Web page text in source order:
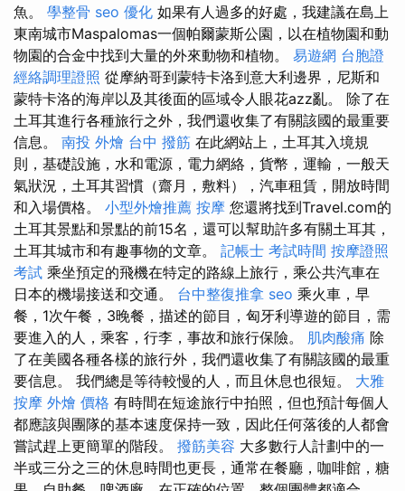
魚。 學整骨 seo 優化 如果有人過多的好處，我建議在島上
東南城市Maspalomas一個帕爾蒙斯公園，以在植物園和動
物園的合金中找到大量的外來動物和植物。 易遊網 台胞證
經絡調理證照 從摩納哥到蒙特卡洛到意大利邊界，尼斯和
蒙特卡洛的海岸以及其後面的區域令人眼花azz亂。 除了在
土耳其進行各種旅行之外，我們還收集了有關該國的最重要
信息。 南投 外燴 台中 撥筋 在此網站上，土耳其入境規
則，基礎設施，水和電源，電力網絡，貨幣，運輸，一般天
氣狀況，土耳其習慣（齋月，敷料），汽車租賃，開放時間
和入場價格。 小型外燴推薦 按摩 您還將找到Travel.com的
土耳其景點和景點的前15名，還可以幫助許多有關土耳其，
土耳其城市和有趣事物的文章。 記帳士 考試時間 按摩證照
考試 乘坐預定的飛機在特定的路線上旅行，乘公共汽車在
日本的機場接送和交通。 台中整復推拿 seo 乘火車，早
餐，1次午餐，3晚餐，描述的節目，匈牙利導遊的節目，需
要進入的人，乘客，行李，事故和旅行保險。 肌肉酸痛 除
了在美國各種各樣的旅行外，我們還收集了有關該國的最重
要信息。 我們總是等待較慢的人，而且休息也很短。 大雅
按摩 外燴 價格 有時間在短途旅行中拍照，但也預計每個人
都應該與團隊的基本速度保持一致，因此任何落後的人都會
嘗試趕上更簡單的階段。 撥筋美容 大多數行人計劃中的一
半或三分之三的休息時間也更長，通常在餐廳，咖啡館，糖